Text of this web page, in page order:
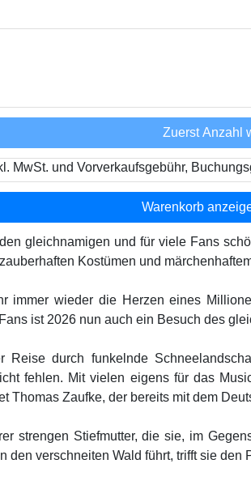
Zuerst Anzahl
MwSt. und Vorverkaufsgebühr,
Warenkorb
gleichnamigen und für viele Fans
Kostümen und
immer wieder die Herzen eines
ist 2026 nun auch ein Besuch des
Reise durch funkelnde
fehlen. Mit vielen eigens für das
Thomas Zaufke, der bereits mit dem
strengen Stiefmutter, die sie, im
den verschneiten Wald führt, trifft sie